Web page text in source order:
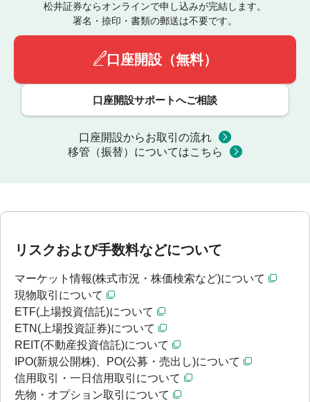
松井証券ならオンラインで申し込みが完結します。
署名・捺印・書類の郵送は不要です。
口座開設（無料）
口座開設サポートへご相談
口座開設からお取引の流れ
移管（振替）についてはこちら
リスクおよび手数料などについて
マーケット情報(株式市況・株価検索など)について
現物取引について
ETF(上場投資信託)について
ETN(上場投資証券)について
REIT(不動産投資信託)について
IPO(新規公開株)、PO(公募・売出し)について
信用取引・一日信用取引について
先物・オプション取引について